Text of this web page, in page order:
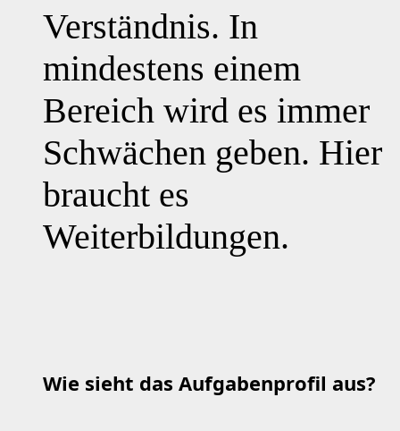
Verständnis. In
mindestens einem
Bereich wird es immer
Schwächen geben. Hier
braucht es
Weiterbildungen.
Wie sieht das Aufgabenprofil aus?